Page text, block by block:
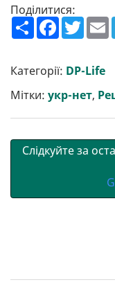
Поділитися:
П
о
р
и
т
и
F
a
b
o
o
k
T
w
t
e
r
E
Категорії: DP-Life
Мітки: укр-нет,
Слідкуйте за
G